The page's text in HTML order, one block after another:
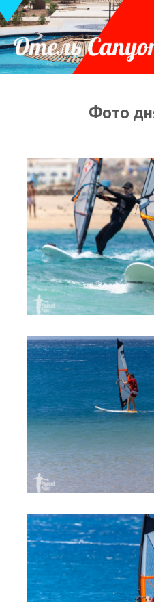
Виртуальный
Медиа
Места
Наши
Обучение
Прокат
Прокат
Продажа
Фото